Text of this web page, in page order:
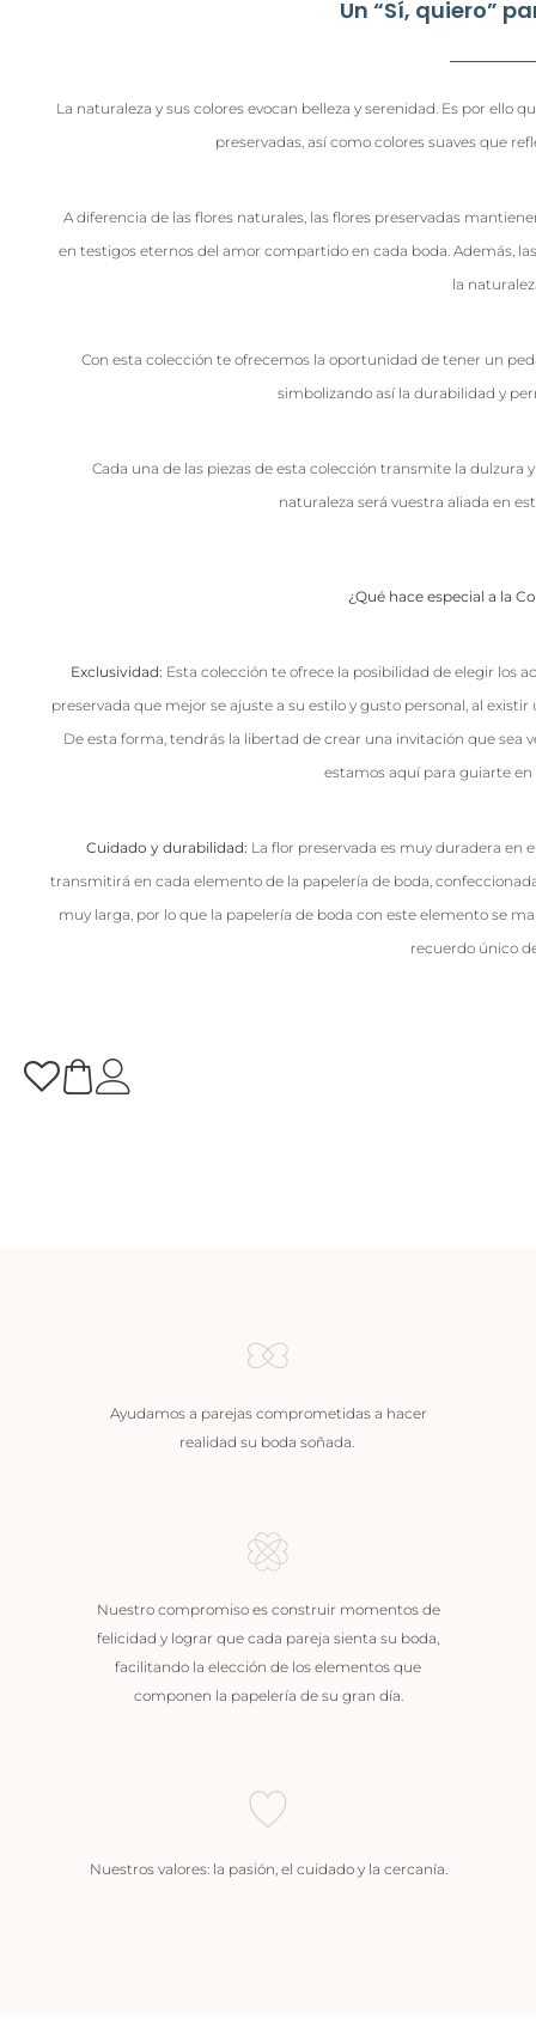
Un “Sí, quiero”
La naturaleza y sus colores evocan belleza y serenidad. Es por
preservadas, así como colores suaves que
A diferencia de las flores naturales, las flores preservadas
en testigos eternos del amor compartido en cada boda. Además,
la
Con esta colección te ofrecemos la oportunidad de tener un
simbolizando así la durabilidad y
Cada una de las piezas de esta colección transmite la dulzura
naturaleza será vuestra aliada en
¿Qué hace especial a la
Exclusividad: Esta colección te ofrece la posibilidad de elegir los
preservada que mejor se ajuste a su estilo y gusto personal, al existir
De esta forma, tendrás la libertad de crear una invitación que sea
estamos aquí para guiarte
Cuidado y durabilidad: La flor preservada es muy duradera en
transmitirá en cada elemento de la papelería de boda,
muy larga, por lo que la papelería de boda con este elemento se
recuerdo único
Ayudamos a parejas comprometidas a hacer
realidad su boda soñada.
Nuestro compromiso es construir momentos de
felicidad y lograr que cada pareja sienta su boda,
facilitando la elección de los elementos que
componen la papelería de su gran día.
Nuestros valores: la pasión, el cuidado y la cercanía.